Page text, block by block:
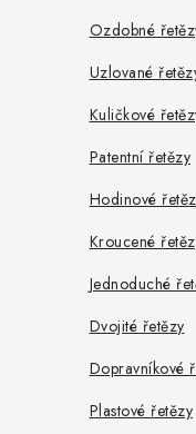
Ozdobné
Uzlované
Kuličkové
Patentní řetězy
Hodinové
Kroucené
Jednoduché
Dvojité řetězy
Dopravníkové
Plastové řetězy